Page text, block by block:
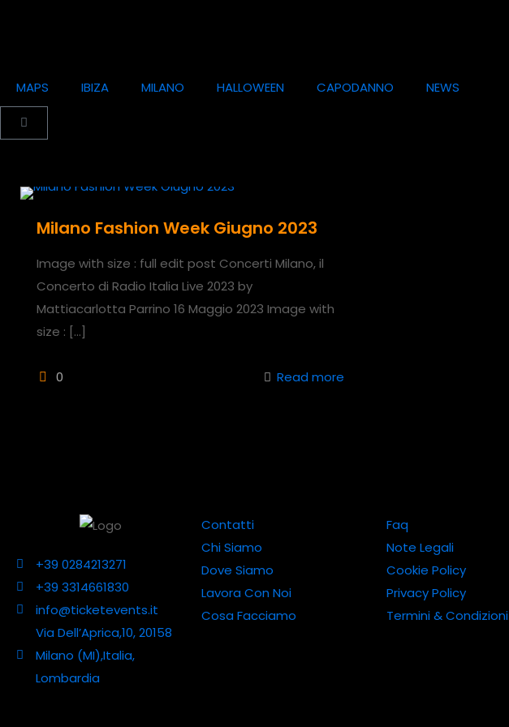
MAPS IBIZA MILANO HALLOWEEN CAPODANNO NEWS
Milano Fashion Week Giugno 2023
Image with size : full edit post Concerti Milano, il
Concerto di Radio Italia Live 2023 by
Mattiacarlotta Parrino 16 Maggio 2023 Image with
size : […]
0 Read more
+39 0284213271
+39 3314661830
info@ticketevents.it
Via Dell’Aprica,10, 20158
Milano (MI),Italia,
Lombardia
Contatti
Chi Siamo
Dove Siamo
Lavora Con Noi
Cosa Facciamo
Faq
Note Legali
Cookie Policy
Privacy Policy
Termini & Condizioni